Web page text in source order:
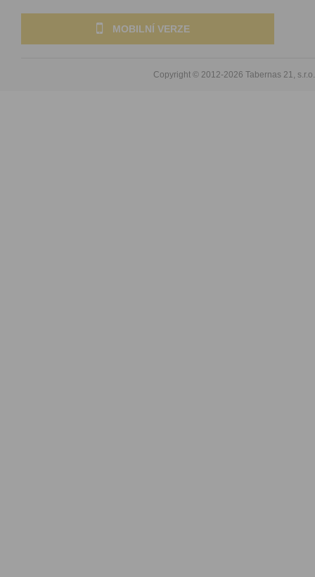
MOBILNÍ VERZE
Copyright © 2012-2026 Tabernas 21, s.r.o.